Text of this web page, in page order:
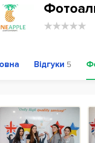
Відгуки 5